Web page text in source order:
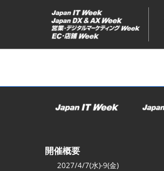
ッ
開催概要
2027/4/7(水)-9(金)